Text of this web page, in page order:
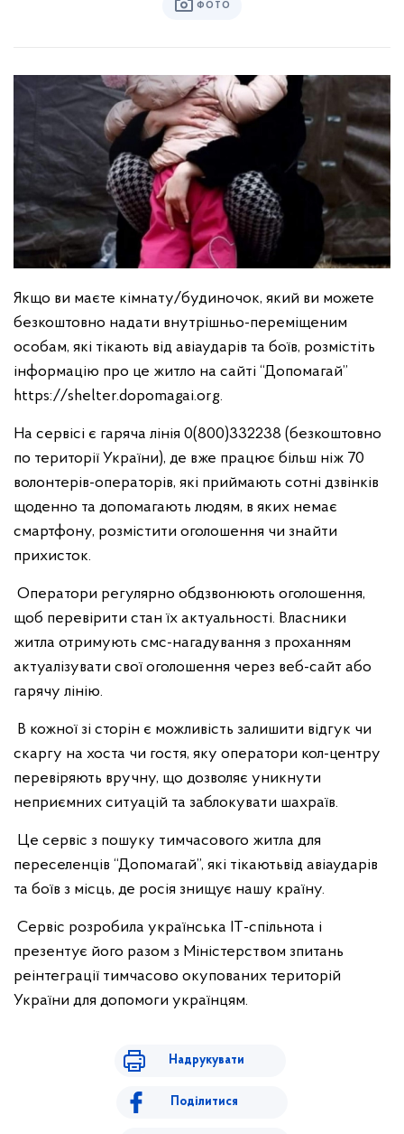
ФОТО
Якщо ви маєте кімнату/будиночок, який ви можете
безкоштовно надати внутрішньо-переміщеним
особам, які тікають від авіаударів та боїв, розмістіть
інформацію про це житло на сайті “Допомагай”
https://shelter.dopomagai.org.
На сервісі є гаряча лінія 0(800)332238 (безкоштовно
по території України), де вже працює більш ніж 70
волонтерів-операторів, які приймають сотні дзвінків
щоденно та допомагають людям, в яких немає
смартфону, розмістити оголошення чи знайти
прихисток.
Оператори регулярно обдзвонюють оголошення,
щоб перевірити стан їх актуальності. Власники
житла отримують смс-нагадування з проханням
актуалізувати свої оголошення через веб-сайт або
гарячу лінію.
В кожної зі сторін є можливість залишити відгук чи
скаргу на хоста чи гостя, яку оператори кол-центру
перевіряють вручну, що дозволяє уникнути
неприємних ситуацій та заблокувати шахраїв.
Це сервіс з пошуку тимчасового житла для
переселенців “Допомагай”, які тікаютьвід авіаударів
та боїв з місць, де росія знищує нашу країну.
Сервіс розробила українська ІТ-спільнота і
презентує його разом з Міністерством зпитань
реінтеграції тимчасово окупованих територій
України для допомоги українцям.
Надрукувати
Поділитися